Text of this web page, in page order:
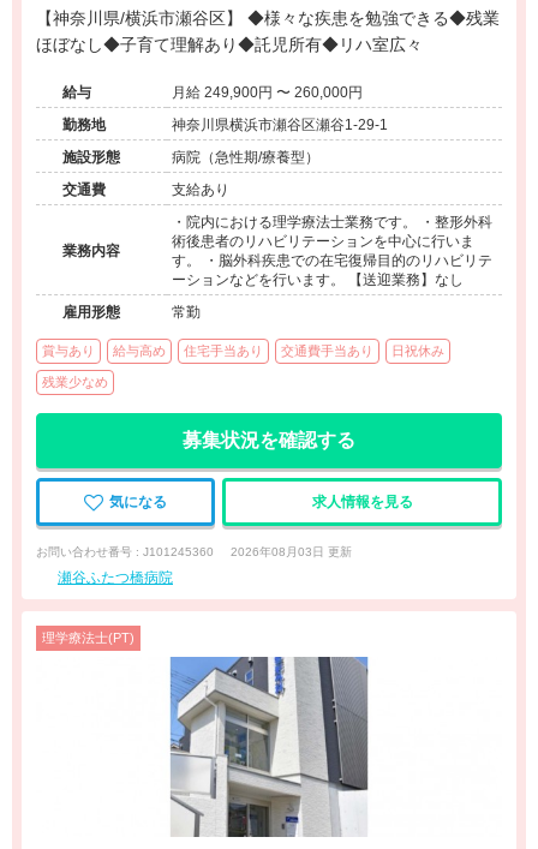
【神奈川県/横浜市瀬谷区】 ◆様々な疾患を勉強できる◆残業
ほぼなし◆子育て理解あり◆託児所有◆リハ室広々
給与
月給 249,900円 〜 260,000円
勤務地
神奈川県横浜市瀬谷区瀬谷1-29-1
施設形態
病院（急性期/療養型）
交通費
支給あり
業務内容
・院内における理学療法士業務です。 ・整形外科
術後患者のリハビリテーションを中心に行いま
す。 ・脳外科疾患での在宅復帰目的のリハビリテ
ーションなどを行います。 【送迎業務】なし
雇用形態
常勤
賞与あり 給与高め 住宅手当あり 交通費手当あり 日祝休み
残業少なめ
募集状況を確認する
気になる 求人情報を見る
お問い合わせ番号 : J101245360 2026年08月03日 更新
瀬谷ふたつ橋病院
理学療法士(PT)